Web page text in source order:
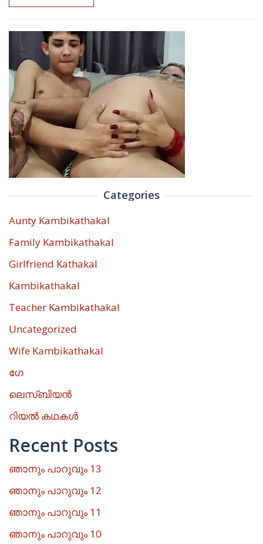
Categories
Aunty Kambikathakal
Family Kambikathakal
Girlfriend Kathakal
Kambikathakal
Teacher Kambikathakal
Uncategorized
Wife Kambikathakal
ഗേ
ലെസ്ബിയൻ
റിയൽ കഥകൾ
Recent Posts
ഞാനും പാറുവും 13
ഞാനും പാറുവും 12
ഞാനും പാറുവും 11
ഞാനും പാറുവും 10